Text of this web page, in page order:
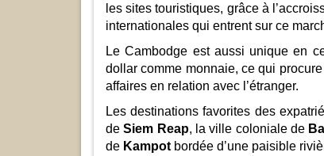
les sites touristiques, grâce à
internationales qui entrent sur ce
Le Cambodge est aussi unique en
dollar comme monnaie, ce qui
affaires en relation avec l’étranger.
Les destinations favorites des
deSiem Reap, la ville coloniale de
de Kampot bordée d’une paisible